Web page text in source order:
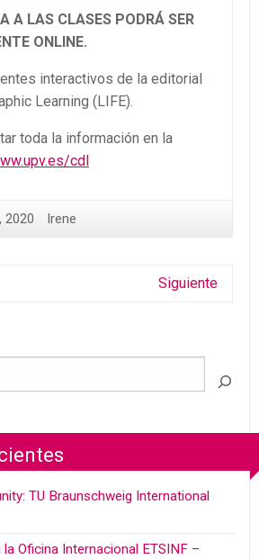
A LAS CLASES PODRÁ SER
ONLINE.
interactivos de la editorial
Learning (LIFE).
toda la información en la
cdl
2020 Irene
Siguiente
TU Braunschweig International
Oficina Internacional ETSINF –